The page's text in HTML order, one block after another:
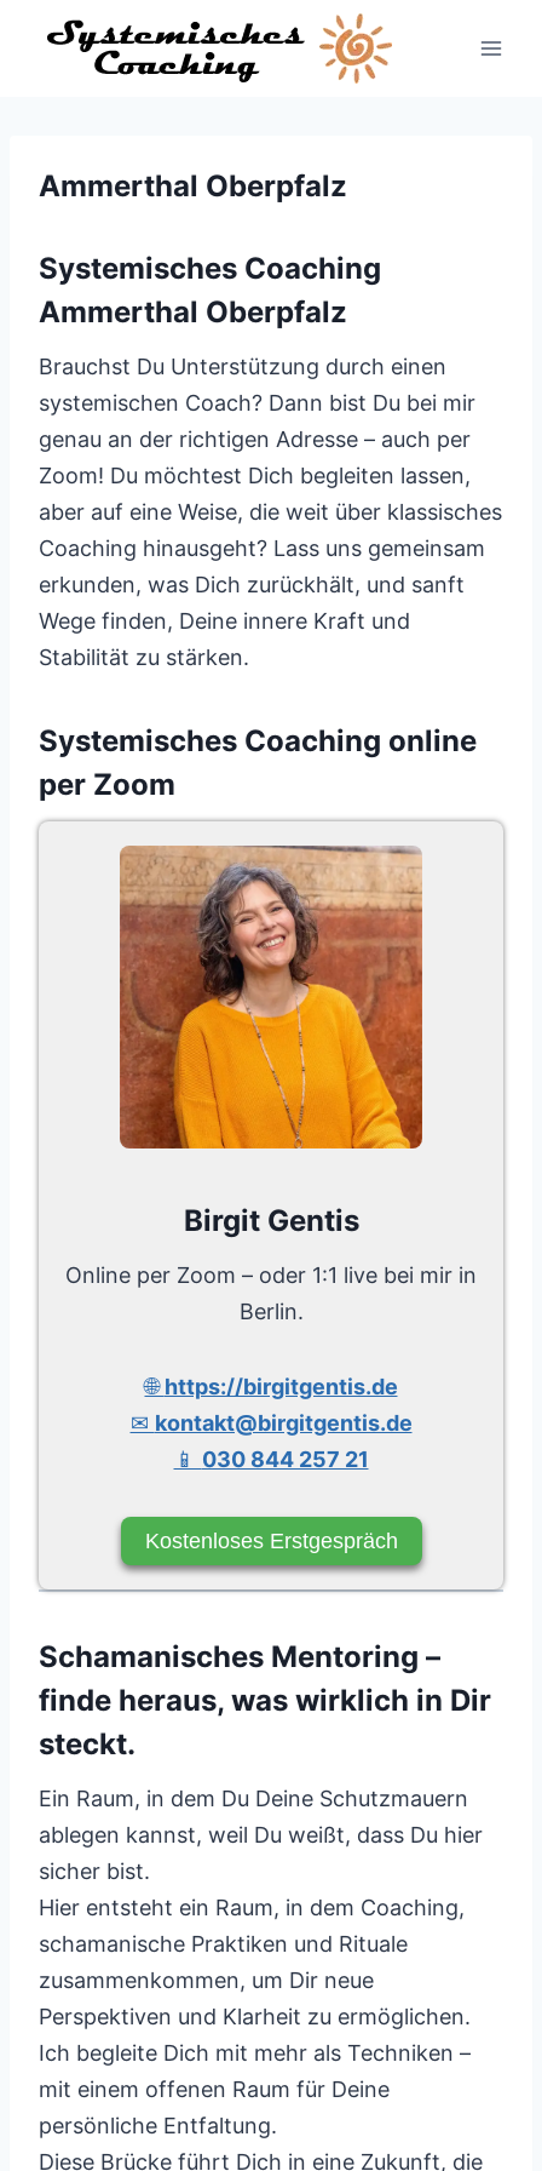
Inhalt
Ammerthal Oberpfalz
Systemisches Coaching
Ammerthal Oberpfalz
Brauchst Du Unterstützung durch einen
systemischen Coach? Dann bist Du bei mir
genau an der richtigen Adresse – auch per
Zoom! Du möchtest Dich begleiten lassen,
aber auf eine Weise, die weit über klassisches
Coaching hinausgeht? Lass uns gemeinsam
erkunden, was Dich zurückhält, und sanft
Wege finden, Deine innere Kraft und
Stabilität zu stärken.
Systemisches Coaching online
per Zoom
Birgit Gentis
Online per Zoom – oder 1:1 live bei mir in
Berlin.
🌐https://birgitgentis.de
✉ kontakt@birgitgentis.de
📱 030 844 257 21
Kostenloses Erstgespräch
Schamanisches Mentoring –
finde heraus, was wirklich in Dir
steckt.
Ein Raum, in dem Du Deine Schutzmauern
ablegen kannst, weil Du weißt, dass Du hier
sicher bist.
Hier entsteht ein Raum, in dem Coaching,
schamanische Praktiken und Rituale
zusammenkommen, um Dir neue
Perspektiven und Klarheit zu ermöglichen.
Ich begleite Dich mit mehr als Techniken –
mit einem offenen Raum für Deine
persönliche Entfaltung.
Diese Brücke führt Dich in eine Zukunft, die